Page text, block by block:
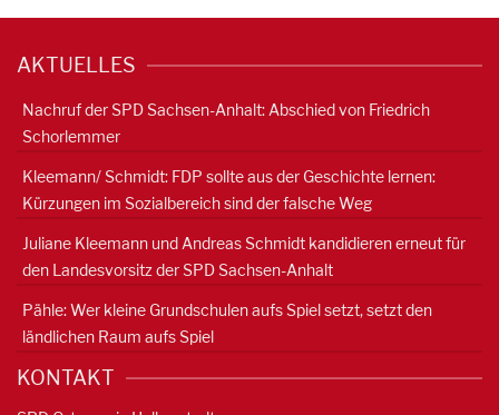
AKTUELLES
Nachruf der SPD Sachsen-Anhalt: Abschied von Friedrich
Schorlemmer
Kleemann/ Schmidt: FDP sollte aus der Geschichte lernen:
Kürzungen im Sozialbereich sind der falsche Weg
Juliane Kleemann und Andreas Schmidt kandidieren erneut für
den Landesvorsitz der SPD Sachsen-Anhalt
Pähle: Wer kleine Grundschulen aufs Spiel setzt, setzt den
ländlichen Raum aufs Spiel
KONTAKT